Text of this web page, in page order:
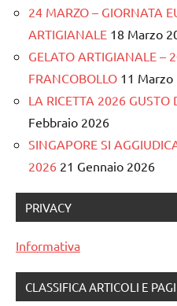
24 MARZO – GIORNATA
ARTIGIANALE 18 Marzo
GELATO ARTIGIANALE –
FRANCOBOLLO 11 Marzo
LA RICETTA 2026 GUSTO
Febbraio 2026
SINGAPORE SI
2026 21 Gennaio 2026
PRIVACY
Informativa
CLASSIFICA ARTICOLI E